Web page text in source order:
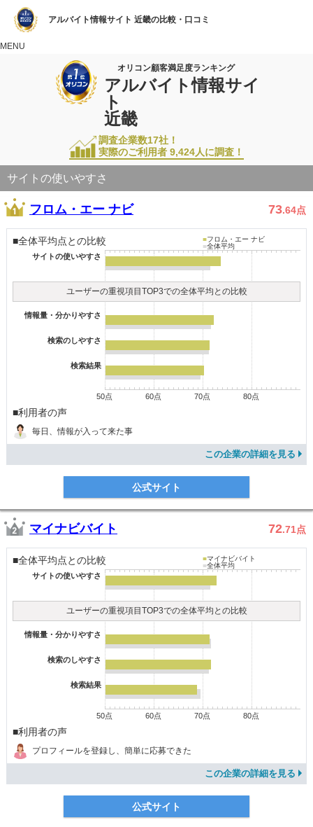
アルバイト情報サイト 近畿の比較・口コミ
MENU
オリコン顧客満足度ランキング
アルバイト情報サイ
ト
近畿
調査企業数17社！
実際のご利用者 9,424人に調査！
サイトの使いやすさ
フロム・エー ナビ 73.64点
■全体平均点との比較 ■フロム・エー ナビ
■全体平均
サイトの使いやすさ
ユーザーの重視項目TOP3での全体平均との比較
情報量・分かりやすさ
検索のしやすさ
検索結果
50点 60点 70点 80点
■利用者の声
毎日、情報が入って来た事
この企業の詳細を見る
公式サイト
マイナビバイト 72.71点
■全体平均点との比較 ■マイナビバイト
■全体平均
サイトの使いやすさ
ユーザーの重視項目TOP3での全体平均との比較
情報量・分かりやすさ
検索のしやすさ
検索結果
50点 60点 70点 80点
■利用者の声
プロフィールを登録し、簡単に応募できた
この企業の詳細を見る
公式サイト